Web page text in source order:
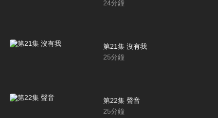
24分鐘
第21集 沒有我
25分鐘
第22集 聲音
25分鐘